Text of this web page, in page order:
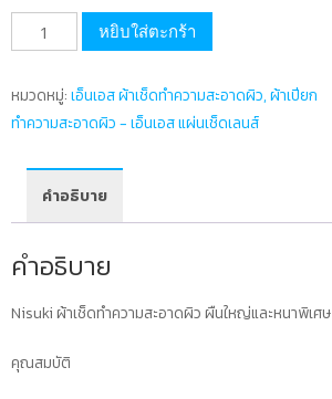
จำนวน
ผ้า
ทำความ
สะอาด
ผิว
สำหรับ
ทุก
ครอบครัว
ขนาด
40
หยิบใส่ตะกร้า
หมวดหมู่:เอ็นเอส ผ้าเช็ดทำความสะอาดผิว, ผ้าเปียก
ทำความสะอาดผิว - เอ็นเอส แผ่นเช็ดเลนส์
คำอธิบาย
คำอธิบาย
Nisuki ผ้าเช็ดทำความสะอาดผิว ผืนใหญ่และหนาพิเศษ
คุณสมบัติ